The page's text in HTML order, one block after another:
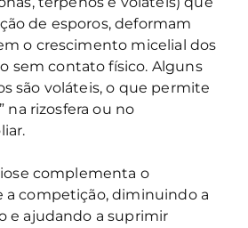
de esporos, deformam
o crescimento micelial dos
sem contato físico. Alguns
são voláteis, o que permite
na rizosfera ou no
complementa o
a competição, diminuindo a
e ajudando a suprimir